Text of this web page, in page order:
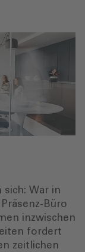
War in
Büro
inzwischen
fordert
zeitlichen